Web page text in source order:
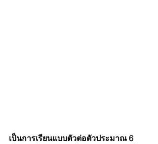
เป็นการเรียนแบบตัวต่อตัวประมาณ 6